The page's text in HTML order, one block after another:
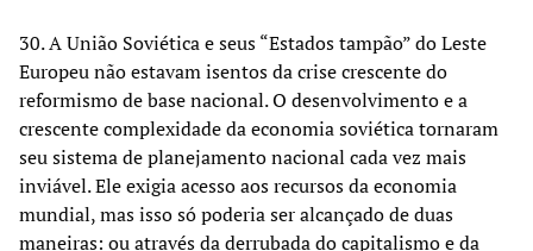
30. A União Soviética e seus “Estados tampão” do Leste
Europeu não estavam isentos da crise crescente do
reformismo de base nacional. O desenvolvimento e a
crescente complexidade da economia soviética tornaram
seu sistema de planejamento nacional cada vez mais
inviável. Ele exigia acesso aos recursos da economia
mundial, mas isso só poderia ser alcançado de duas
maneiras: ou através da derrubada do capitalismo e da